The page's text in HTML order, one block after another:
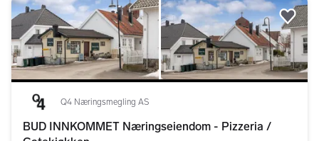
Q4 Næringsmegling AS
BUD INNKOMMET Næringseiendom - Pizzeria /